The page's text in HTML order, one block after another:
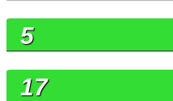
5
17